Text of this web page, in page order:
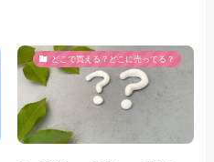
どこで買える？どこに売ってる？